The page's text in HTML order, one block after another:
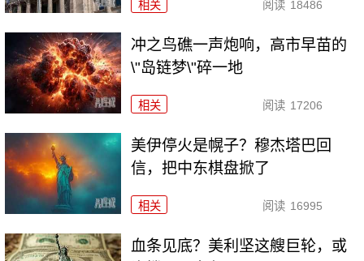
相关 阅读 18486
冲之鸟礁一声炮响，高市早苗的
\"岛链梦\"碎一地
相关 阅读 17206
美伊停火是幌子？穆杰塔巴回
信，把中东棋盘掀了
相关 阅读 16995
血条见底？美利坚这艘巨轮，或